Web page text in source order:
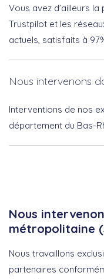
Vous avez d’ailleurs
Trustpilot et les
actuels, satisfaits à
Nous intervenons
Interventions de nos
département du Bas-
Nous
métropolitaine
Nous travaillons
partenaires